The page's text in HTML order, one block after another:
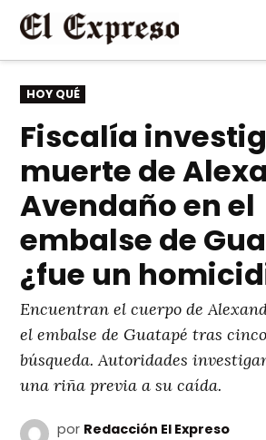
Saltar
contenido
PUBLICADO
EN
HOY QUÉ
Fiscalía
muerte de
Avendaño en el
embalse de
¿fue un
Encuentran el cuerpo de
el embalse de Guatapé tras
búsqueda. Autoridades
una riña previa a su caída.
por Redacción El Expreso